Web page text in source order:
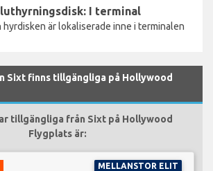
I terminal
är lokaliserade inne i terminalen
Sixt finns tillgängliga på Hollywood
tillgängliga från Sixt på Hollywood
Flygplats är:
MELLANSTOR ELIT